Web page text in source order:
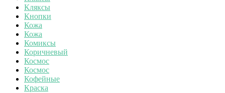
Кляксы
Кнопки
Кожа
Кожа
Комиксы
Коричневый
Космос
Космос
Кофейные
Краска